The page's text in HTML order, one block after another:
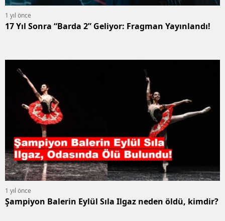
1 yıl önce
17 Yıl Sonra “Barda 2” Geliyor: Fragman Yayınlandı!
1 yıl önce
Şampiyon Balerin Eylül Sıla Ilgaz neden öldü, kimdir?